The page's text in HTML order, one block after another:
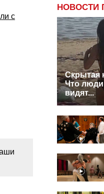
с
НОВОСТИ
Скрытая
Что люди
видят...